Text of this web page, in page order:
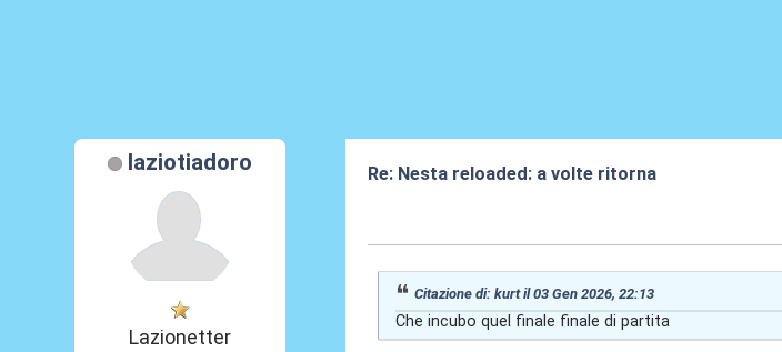
laziotiadoro
Lazionetter
Re: Nesta reloaded: a volte ritorna
Citazione di: kurt il 03 Gen 2026, 22:13
Che incubo quel finale finale di partita